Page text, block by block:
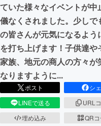
CAMPFIRE for
CAMPFIREふるさ
ていた様々なイベントが中
儀なくされました。少しで
の皆さんが元気になるよう
を打ち上げます！子供達や
家族、地元の商人の方々が
なりますように...
ポスト
シ
LINEで送る
URL
埋め込み
QR